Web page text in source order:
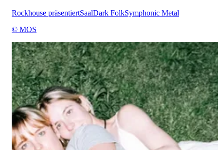
Rockhouse präsentiertSaalDark FolkSymphonic Metal
© MOS